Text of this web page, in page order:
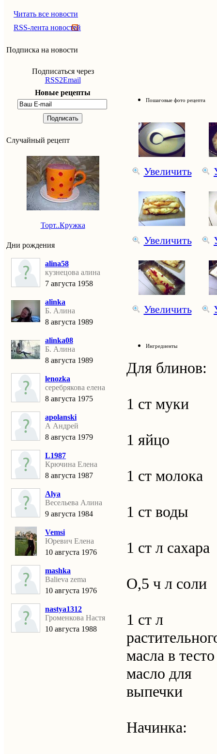
Читать все новости
RSS-лента новостей
Подписка на новости
Подписаться через
RSS2Email
Новые рецепты
Подписать
Случайный рецепт
Торт..Кружка
Дни рождения
alina58
кузнецова алина
7 августа 1958
alinka
Б. Алина
8 августа 1989
alinka08
Б. Алина
8 августа 1989
lenozka
серебрякова елена
8 августа 1975
apolanski
А Андрей
8 августа 1979
L1987
Крючина Елена
8 августа 1987
Alya
Весельева Алина
9 августа 1984
Vemsi
Юревич Елена
10 августа 1976
mashka
Balieva zema
10 августа 1976
nastya1312
Громенкова Настя
10 августа 1988
Пошаговые фото рецепта
Увеличить
Увеличить
Увеличить
Ингредиенты
Для блинов:
1 ст муки
1 яйцо
1 ст молока
1 ст воды
1 ст л сахара
О,5 ч л соли
1 ст л
масла в
масло для
выпечки
Начинка: